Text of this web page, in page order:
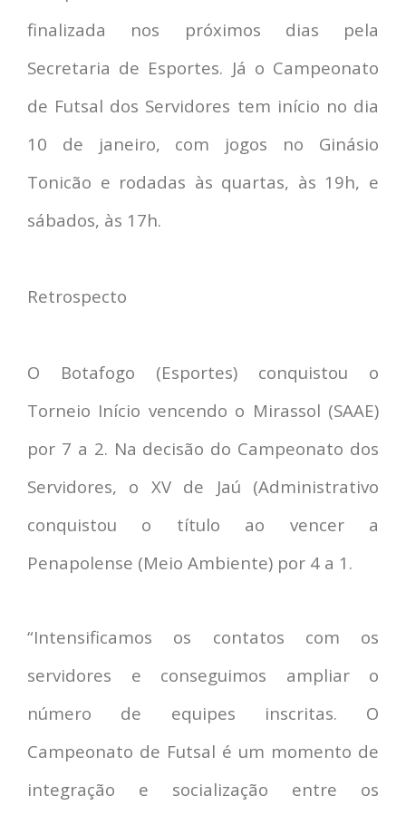
finalizada nos próximos dias pela
Secretaria de Esportes. Já o Campeonato
de Futsal dos Servidores tem início no dia
10 de janeiro, com jogos no Ginásio
Tonicão e rodadas às quartas, às 19h, e
sábados, às 17h.
Retrospecto
O Botafogo (Esportes) conquistou o
Torneio Início vencendo o Mirassol (SAAE)
por 7 a 2. Na decisão do Campeonato dos
Servidores, o XV de Jaú (Administrativo
conquistou o título ao vencer a
Penapolense (Meio Ambiente) por 4 a 1.
“Intensificamos os contatos com os
servidores e conseguimos ampliar o
número de equipes inscritas. O
Campeonato de Futsal é um momento de
integração e socialização entre os